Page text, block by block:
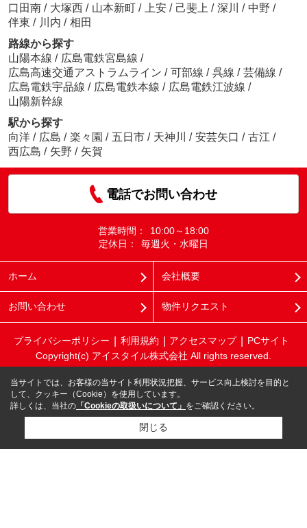
口田南 / 大塚西 / 山本新町 / 上安 / 己斐上 / 深川 / 中野 /
伴東 / 川内 / 相田
路線から探す
山陽本線 / 広島電鉄宮島線 /
広島高速交通アストラムライン / 可部線 / 呉線 / 芸備線 /
広島電鉄宇品線 / 広島電鉄本線 / 広島電鉄江波線 /
山陽新幹線
駅から探す
向洋 / 広島 / 楽々園 / 五日市 / 天神川 / 安芸矢口 / 古江 /
西広島 / 矢野 / 矢賀
電話でお問い合わせ
営業時間：
10:00～18:00
定休日：
毎週火・水曜日
ホーム 会社概要
お問い合わせ 物件リクエスト
プライバシーポリシー 利用規約 アクセスマップ
PCサイト
Copyright(c) アイスタイル株式会社 All rights reserved.
当サイトでは、お客様の当サイト利用状況把握、サービス向上検討を目的と
して、クッキー（Cookie）を使用しています。
詳しくは、当社の 「Cookieの取扱いについて」 をご確認ください。
閉じる